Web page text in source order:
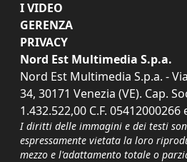
I VIDEO
GERENZA
PRIVACY
Nord Est Multimedia S.p.a.
Nord Est Multimedia S.p.a. -
34, 30171 Venezia (VE). Cap.
1.432.522,00 C.F. 05412000266
I diritti delle immagini e dei testi
espressamente vietata la loro
mezzo e l'adattamento totale o